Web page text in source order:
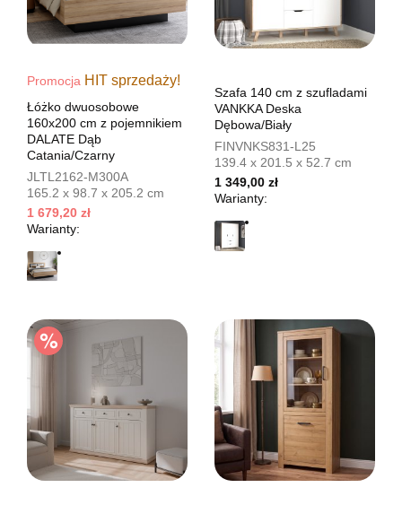
Promocja HIT sprzedaży!
Łóżko dwuosobowe
160x200 cm z pojemnikiem
DALATE Dąb
Catania/Czarny
JLTL2162-M300A
165.2 x 98.7 x 205.2 cm
1 679,20 zł
Warianty:
Szafa 140 cm z szufladami
VANKKA Deska
Dębowa/Biały
FINVNKS831-L25
139.4 x 201.5 x 52.7 cm
1 349,00 zł
Warianty: